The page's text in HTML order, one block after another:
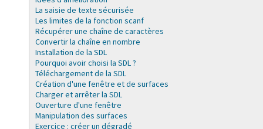
La saisie de texte sécurisée
Les limites de la fonction scanf
Récupérer une chaîne de caractères
Convertir la chaîne en nombre
Installation de la SDL
Pourquoi avoir choisi la SDL ?
Téléchargement de la SDL
Création d'une fenêtre et de surfaces
Charger et arrêter la SDL
Ouverture d'une fenêtre
Manipulation des surfaces
Exercice : créer un dégradé